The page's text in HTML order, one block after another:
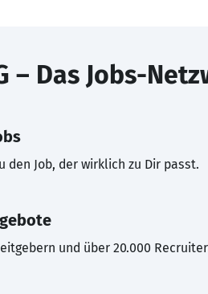
– Das Jobs-
den Job, der wirklich zu Dir passt.
und über 20.000